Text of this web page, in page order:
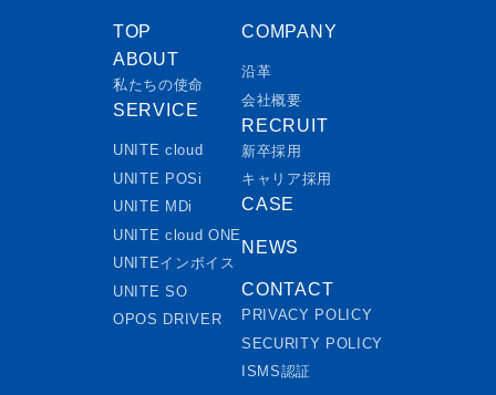
TOP
ABOUT
私たちの使命
SERVICE
UNITE cloud
UNITE POSi
UNITE MDi
UNITE cloud ONE
UNITEインボイス
UNITE SO
OPOS DRIVER
COMPANY
沿革
会社概要
RECRUIT
新卒採用
キャリア採用
CASE
NEWS
CONTACT
PRIVACY POLICY
SECURITY POLICY
ISMS認証